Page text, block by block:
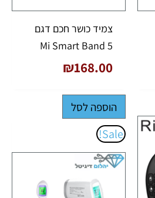
צמיד כושר חכם דגם
Mi Smart Band 5
₪168.00
הוספה לסל
Sale!
המחיר
היה:
₪91.00.
הוא: